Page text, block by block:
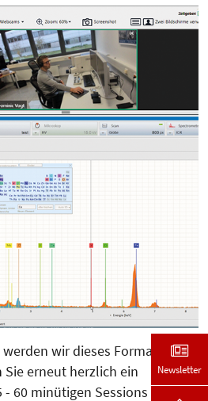
wir dieses Format
erneut herzlich ein
60 minütigen Sessions
Newsletter